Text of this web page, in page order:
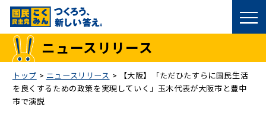
国民民主党トップ
議員
ニュースリリース
トップ > ニュースリリース >
【大阪】「ただひたすらに国民生活
を良くするための政策を実現していく」玉木代表が大阪市と豊中
市で演説